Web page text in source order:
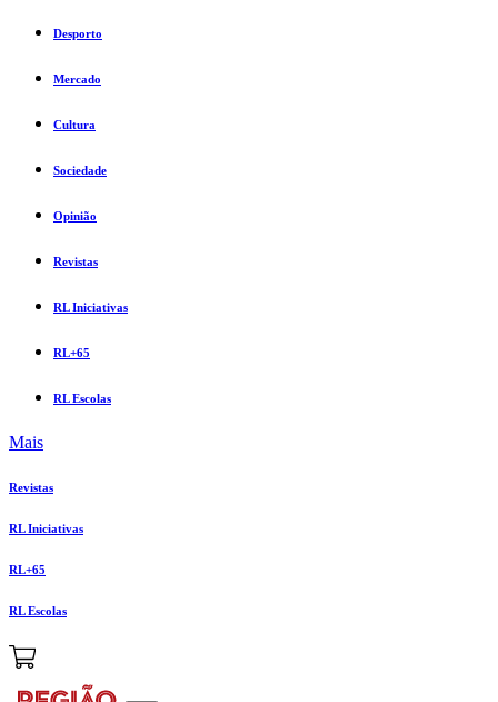
Desporto
Mercado
Cultura
Sociedade
Opinião
Revistas
RL Iniciativas
RL+65
RL Escolas
Mais
Revistas
RL Iniciativas
RL+65
RL Escolas